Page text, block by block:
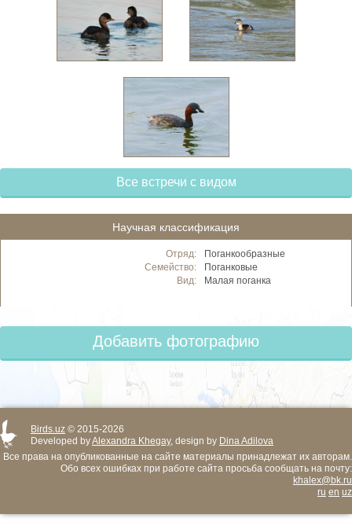
Все встречи с видом
Научная классификация
Отряд:
Поганкообразные
Семейство:
Поганковые
Вид:
Малая поганка
Добавить фотографию
Birds.uz © 2015-2026
Developed byAlexandra Khegay, design by Dina Adilova
Все права на опубликованные на сайте материалы принадлежат их авторам.
Обо всех ошибках при работе сайта просьба сообщать на почту:
khalex@bk.ru
ru en uz